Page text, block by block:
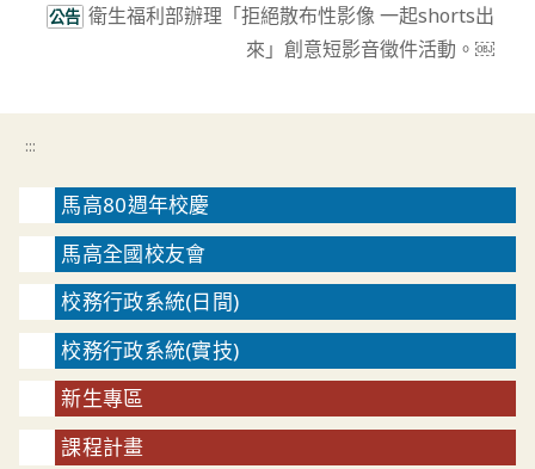
公告 衛生福利部辦理「拒絕散布性影像 一起shorts出
來」創意短影音徵件活動。￼
:::
馬高80週年校慶
馬高全國校友會
校務行政系統(日間)
校務行政系統(實技)
新生專區
課程計畫